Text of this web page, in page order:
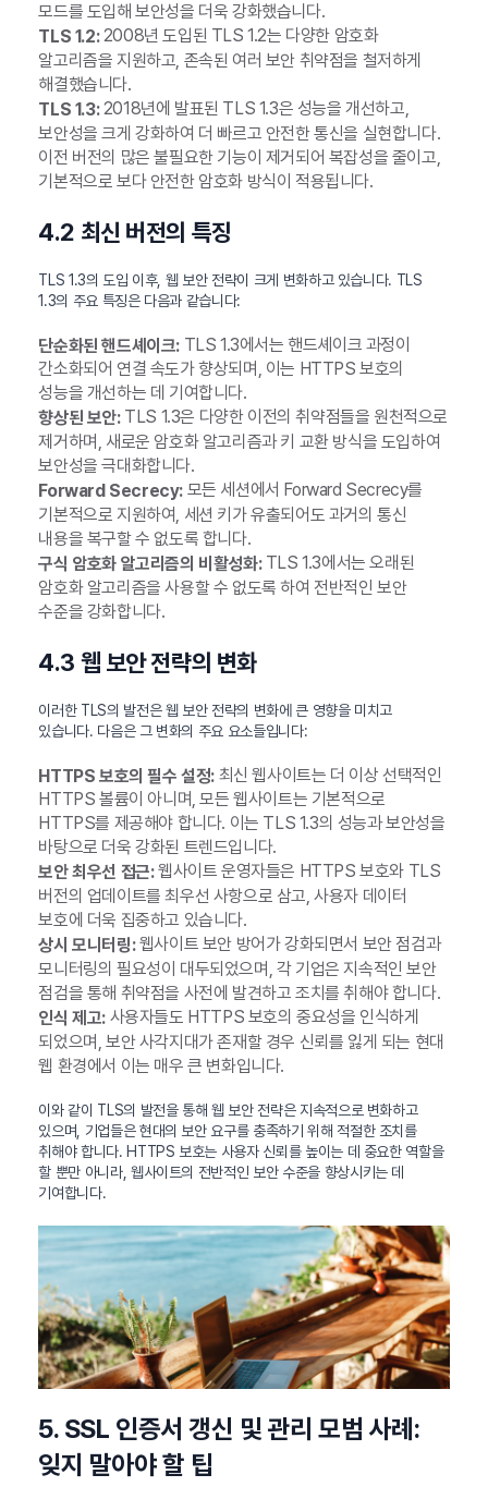
모드를 도입해 보안성을 더욱 강화했습니다.
TLS 1.2:2008년 도입된 TLS 1.2는 다양한 암호화
알고리즘을 지원하고, 존속된 여러 보안 취약점을 철저하게
해결했습니다.
TLS 1.3:2018년에 발표된 TLS 1.3은 성능을 개선하고,
보안성을 크게 강화하여 더 빠르고 안전한 통신을 실현합니다.
이전 버전의 많은 불필요한 기능이 제거되어 복잡성을 줄이고,
기본적으로 보다 안전한 암호화 방식이 적용됩니다.
4.2 최신 버전의 특징
TLS 1.3의 도입 이후, 웹 보안 전략이 크게 변화하고 있습니다. TLS
1.3의 주요 특징은 다음과 같습니다:
단순화된 핸드셰이크:TLS 1.3에서는 핸드셰이크 과정이
간소화되어 연결 속도가 향상되며, 이는 HTTPS 보호의
성능을 개선하는 데 기여합니다.
향상된 보안:TLS 1.3은 다양한 이전의 취약점들을 원천적으로
제거하며, 새로운 암호화 알고리즘과 키 교환 방식을 도입하여
보안성을 극대화합니다.
Forward Secrecy:모든 세션에서 Forward Secrecy를
기본적으로 지원하여, 세션 키가 유출되어도 과거의 통신
내용을 복구할 수 없도록 합니다.
구식 암호화 알고리즘의 비활성화:TLS 1.3에서는 오래된
암호화 알고리즘을 사용할 수 없도록 하여 전반적인 보안
수준을 강화합니다.
4.3 웹 보안 전략의 변화
이러한 TLS의 발전은 웹 보안 전략의 변화에 큰 영향을 미치고
있습니다. 다음은 그 변화의 주요 요소들입니다:
HTTPS 보호의 필수 설정:최신 웹사이트는 더 이상 선택적인
HTTPS 볼륨이 아니며, 모든 웹사이트는 기본적으로
HTTPS를 제공해야 합니다. 이는 TLS 1.3의 성능과 보안성을
바탕으로 더욱 강화된 트렌드입니다.
보안 최우선 접근:웹사이트 운영자들은 HTTPS 보호와 TLS
버전의 업데이트를 최우선 사항으로 삼고, 사용자 데이터
보호에 더욱 집중하고 있습니다.
상시 모니터링:웹사이트 보안 방어가 강화되면서 보안 점검과
모니터링의 필요성이 대두되었으며, 각 기업은 지속적인 보안
점검을 통해 취약점을 사전에 발견하고 조치를 취해야 합니다.
인식 제고:사용자들도 HTTPS 보호의 중요성을 인식하게
되었으며, 보안 사각지대가 존재할 경우 신뢰를 잃게 되는 현대
웹 환경에서 이는 매우 큰 변화입니다.
이와 같이 TLS의 발전을 통해 웹 보안 전략은 지속적으로 변화하고
있으며, 기업들은 현대의 보안 요구를 충족하기 위해 적절한 조치를
취해야 합니다. HTTPS 보호는 사용자 신뢰를 높이는 데 중요한 역할을
할 뿐만 아니라, 웹사이트의 전반적인 보안 수준을 향상시키는 데
기여합니다.
5. SSL 인증서 갱신 및 관리 모범 사례:
잊지 말아야 할 팁